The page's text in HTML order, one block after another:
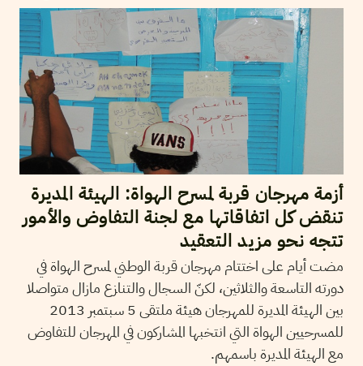
أزمة مهرجان قربة لمسرح الهواة: الهيئة المديرة
تنقض كل اتفاقاتها مع لجنة التفاوض والأمور
تتجه نحو مزيد التعقيد
مضت أيام على اختتام مهرجان قربة الوطني لمسرح الهواة في
دورته التاسعة والثلاثين، لكنّ السجال والتنازع مازال متواصلا
بين الهيئة المديرة للمهرجان هيئة ملتقى 5 سبتمبر 2013
للمسرحيين الهواة التي انتخبها المشاركون في المهرجان للتفاوض
مع الهيئة المديرة باسمهم.